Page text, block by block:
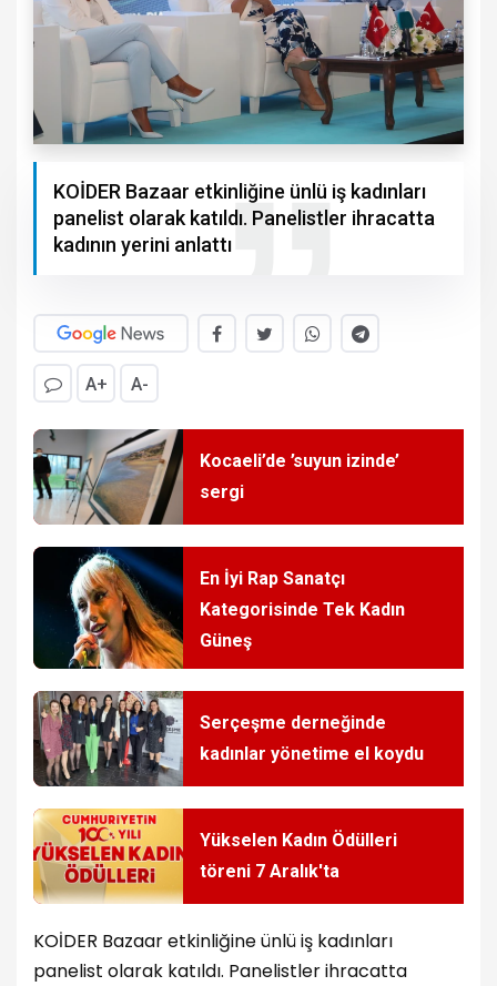
KOİDER Bazaar etkinliğine ünlü iş kadınları
panelist olarak katıldı. Panelistler ihracatta
kadının yerini anlattı
A+ A-
Kocaeli’de ’suyun izinde’
sergi
En İyi Rap Sanatçı
Kategorisinde Tek Kadın
Güneş
Serçeşme derneğinde
kadınlar yönetime el koydu
Yükselen Kadın Ödülleri
töreni 7 Aralık'ta
KOİDER Bazaar etkinliğine ünlü iş kadınları
panelist olarak katıldı. Panelistler ihracatta